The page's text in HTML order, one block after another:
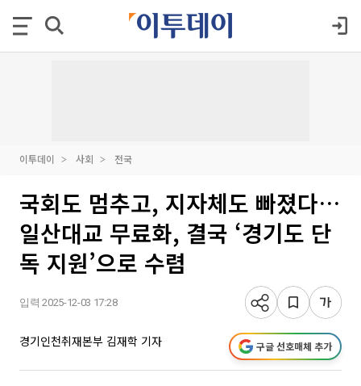
이투데이 사회 전국
국회도 멈추고, 지자체도 빠졌다…
일산대교 무료화, 결국 ‘경기도 단
독 지원’으로 수렴
입력 2025-12-03 17:28
경기인천취재본부 김재학 기자 구글 선호매체 추가